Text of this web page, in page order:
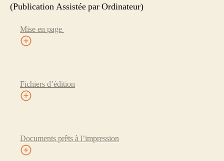
(Publication Assistée par Ordinateur)
Mise en page
Fichiers d’édition
Documents prêts à l’impression